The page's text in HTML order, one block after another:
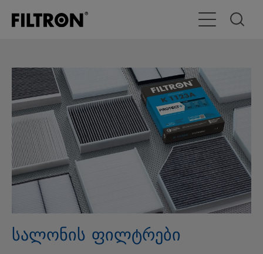
გადართვა
სალონის ფილტრები